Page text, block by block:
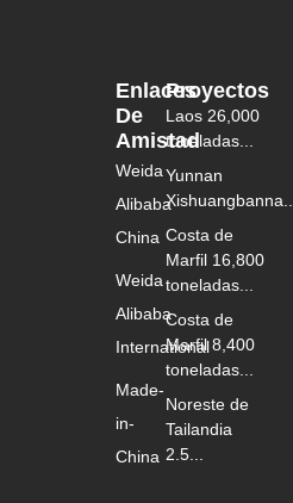
Enlaces
De
Amistad
Weida
Alibaba
China
Weida
Alibaba
International
Made-
in-
China
Proyectos
Laos 26,000
toneladas...
Yunnan
Costa de
Marfil 16,800
toneladas...
Costa de
Marfil 8,400
toneladas...
Noreste de
Tailandia
2.5...